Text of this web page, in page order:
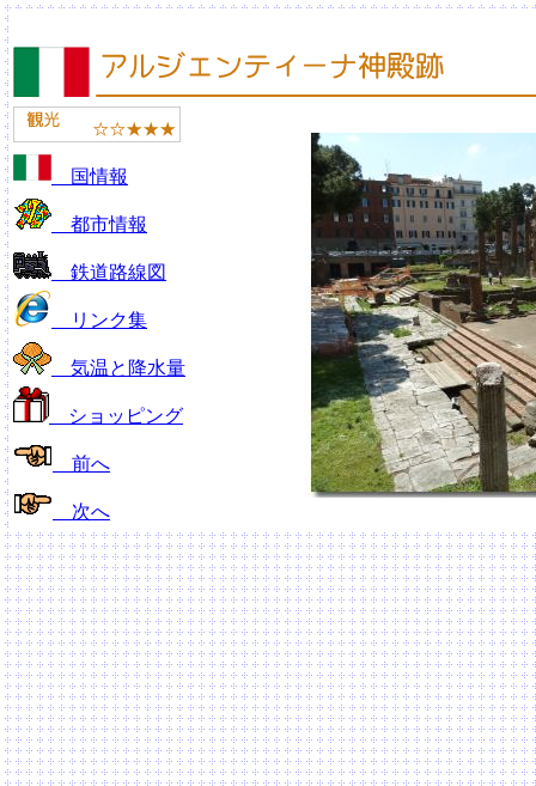
国情報
都市情報
鉄道路線図
リンク集
気温と降水量
ショッピング
前へ
次へ